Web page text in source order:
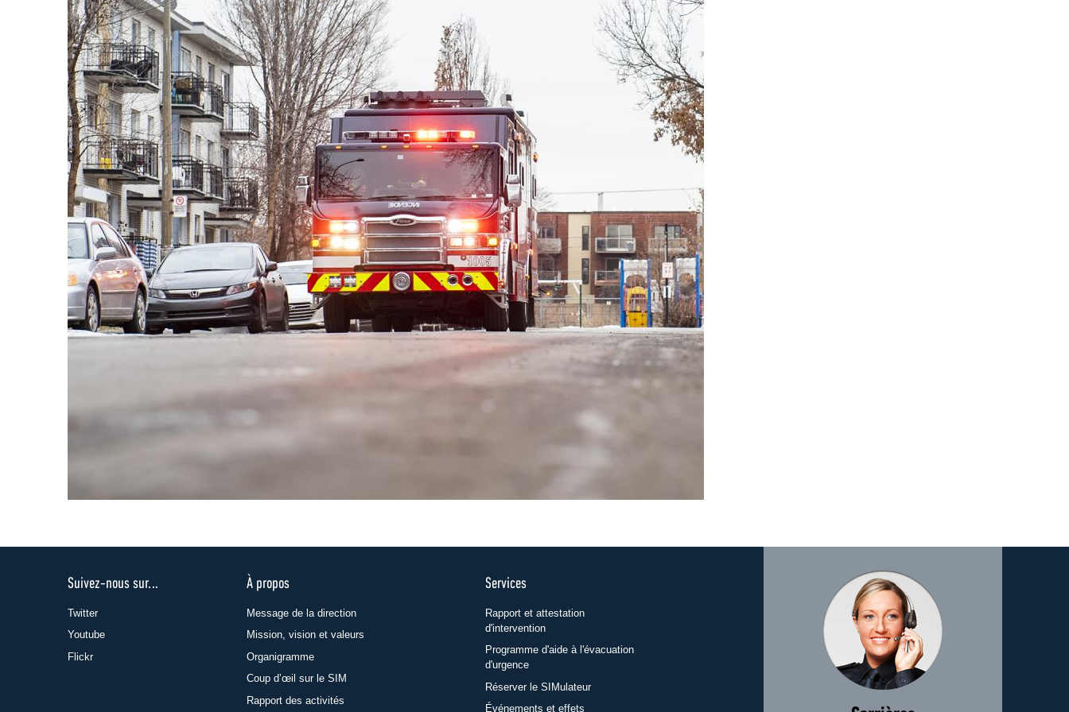
Suivez-nous sur...
Twitter
Youtube
Flickr
À propos
Message de la direction
Mission, vision et valeurs
Organigramme
Coup d’œil sur le SIM
Rapport des activités
Services
Rapport et attestation
d'intervention
Programme d'aide à l'évacuation
d'urgence
Réserver le SIMulateur
Événements et effets
Image